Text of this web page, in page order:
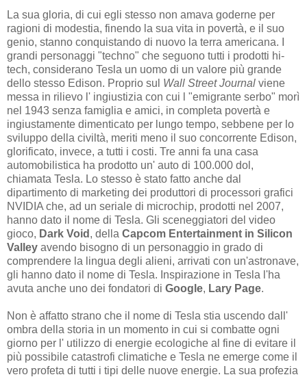
La sua gloria, di cui egli stesso non amava goderne per
ragioni di modestia, finendo la sua vita in povertà, e il suo
genio, stanno conquistando di nuovo la terra americana. I
grandi personaggi "techno" che seguono tutti i prodotti hi-
tech, considerano Tesla un uomo di un valore più grande
dello stesso Edison. Proprio sul Wall Street Journal viene
messa in rilievo l' ingiustizia con cui l "emigrante serbo" morì
nel 1943 senza famiglia e amici, in completa povertà e
ingiustamente dimenticato per lungo tempo, sebbene per lo
sviluppo della civiltà, meriti meno il suo concorrente Edison,
glorificato, invece, a tutti i costi. Tre anni fa una casa
automobilistica ha prodotto un' auto di 100.000 dol,
chiamata Tesla. Lo stesso è stato fatto anche dal
dipartimento di marketing dei produttori di processori grafici
NVIDIA che, ad un seriale di microchip, prodotti nel 2007,
hanno dato il nome di Tesla. Gli sceneggiatori del video
gioco, Dark Void , della Capcom Entertainment in Silicon
Valley avendo bisogno di un personaggio in grado di
comprendere la lingua degli alieni, arrivati con un'astronave,
gli hanno dato il nome di Tesla. Inspirazione in Tesla l'ha
avuta anche uno dei fondatori di Google, Lary Page.
Non è affatto strano che il nome di Tesla stia uscendo dall'
ombra della storia in un momento in cui si combatte ogni
giorno per l' utilizzo di energie ecologiche al fine di evitare il
più possibile catastrofi climatiche e Tesla ne emerge come il
vero profeta di tutti i tipi delle nuove energie. La sua profezia